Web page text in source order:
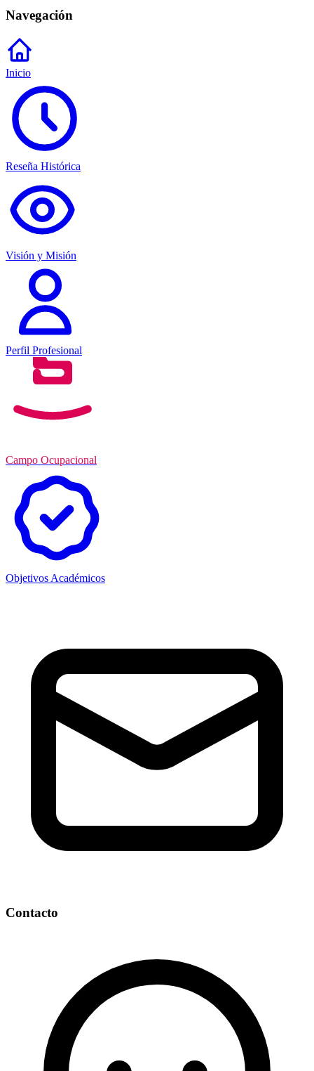
Navegación
Inicio
Reseña Histórica
Visión y Misión
Perfil Profesional
Campo Ocupacional
Objetivos Académicos
Contacto